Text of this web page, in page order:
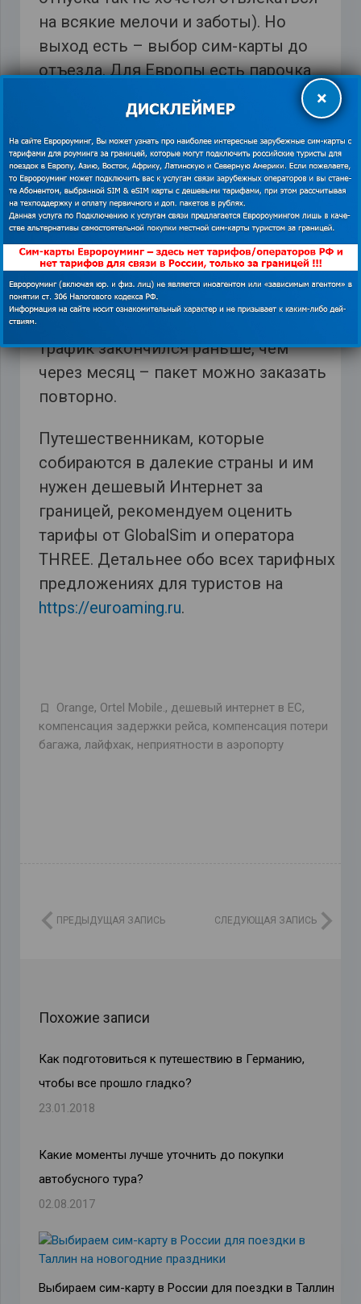
на всякие мелочи и заботы). Но
выход есть – выбор сим-карты до
отъезда. Для Европы есть парочка
• От Ortel Mobile, цена 1 ГБ трафика –
меньше 10-ти евро. Срок возможного
использования Интернета – 1 месяц.
Кроме того, абонент может звонить в
РФ сравнительно недорого (1 минута
исходящая – 99 центов).
• От Orange, стоимость 1 ГБ – 7 евро.
трафик закончился раньше, чем
через месяц – пакет можно заказать
повторно.
Путешественникам, которые
собираются в далекие страны и им
нужен дешевый Интернет за
границей, рекомендуем оценить
тарифы от GlobalSim и оператора
THREE. Детальнее обо всех тарифных
предложениях для туристов на
https://euroaming.ru.
Orange, Ortel Mobile., дешевый интернет в ЕС,
компенсация задержки рейса, компенсация потери
багажа, лайфхак, неприятности в аэропорту
ПРЕДЫДУЩАЯ ЗАПИСЬ СЛЕДУЮЩАЯ ЗАПИСЬ
Похожие записи
Как подготовиться к путешествию в Германию,
чтобы все прошло гладко?
23.01.2018
Какие моменты лучше уточнить до покупки
автобусного тура?
02.08.2017
Выбираем сим-карту в России для поездки в Таллин
×